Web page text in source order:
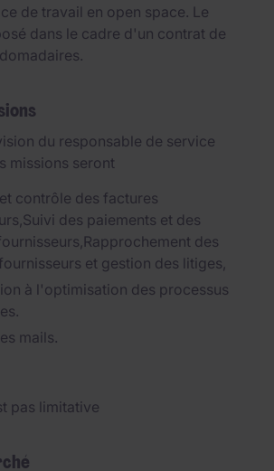
de travail en open space. Le
dans le cadre d'un contrat de
du responsable de service
missions seront
contrôle des factures
des paiements et des
des
et gestion des litiges,
à l'optimisation des processus
mails.
pas limitative